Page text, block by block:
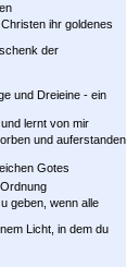
ihr goldenes
der
und Dreieine - ein
lernt von mir
und auferstanden
Gotes
geben, wenn alle
Licht, in dem du